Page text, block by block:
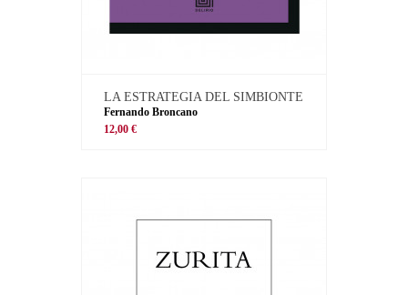
LA ESTRATEGIA DEL SIMBIONTE
Fernando Broncano
12,00 €